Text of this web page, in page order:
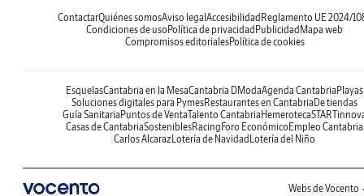
ContactarQuiénes somosAviso legal Accesibilidad Reglamento UE 2024/
Condiciones de uso Política de privacidad Publicidad Mapa web
Compromisos editorialesPolítica de cookies
EsquelasCantabria en la MesaCantabria DModaAgenda Cantabria Playas
Soluciones digitales para PymesRestaurantes en Cantabria De tiendas
Guía Sanitaria Puntos de VentaTalento Cantabria Hemeroteca
Casas de CantabriaSosteniblesRacing Foro Económico Empleo Cantabria
Carlos AlcarazLotería de Navidad Lotería del Niño
Webs de Vocento